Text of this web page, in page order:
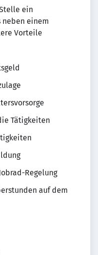
ein
neben einem
Vorteile
Tätigkeiten
Regelung
auf dem